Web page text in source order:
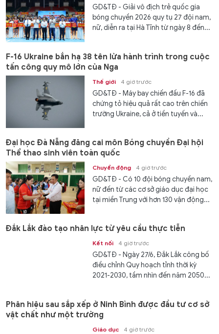
GD&TĐ - Giải vô địch trẻ quốc gia
bóng chuyền 2026 quy tụ 27 đội nam,
nữ, diễn ra tại Hà Tĩnh từ ngày 8 đến...
F-16 Ukraine bắn hạ 38 tên lửa hành trình trong cuộc
tấn công quy mô lớn của Nga
Thế giới 4 giờ trước
GD&TĐ - Máy bay chiến đấu F-16 đã
chứng tỏ hiệu quả rất cao trên chiến
trường Ukraine, cả ở tiền tuyến và...
Đại học Đà Nẵng đăng cai môn Bóng chuyền Đại hội
Thể thao sinh viên toàn quốc
Chuyển động 4 giờ trước
GD&TĐ - Có 10 đội bóng chuyền nam,
nữ đến từ các cơ sở giáo dục đại học
tại miền Trung với hơn 130 vận động...
Đắk Lắk đào tạo nhân lực từ yêu cầu thực tiễn
Kết nối 4 giờ trước
GD&TĐ - Ngày 27/6, Đắk Lắk công bố
điều chỉnh Quy hoạch tỉnh thời kỳ
2021-2030, tầm nhìn đến năm 2050...
Phân hiệu sau sắp xếp ở Ninh Bình được đầu tư cơ sở
vật chất như một trường
Giáo dục 4 giờ trước